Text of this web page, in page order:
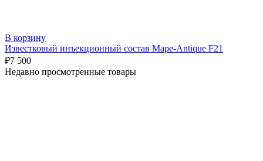
В корзину
Известковый инъекционный состав Mape-Antique F21
₽7 500
Недавно просмотренные товары